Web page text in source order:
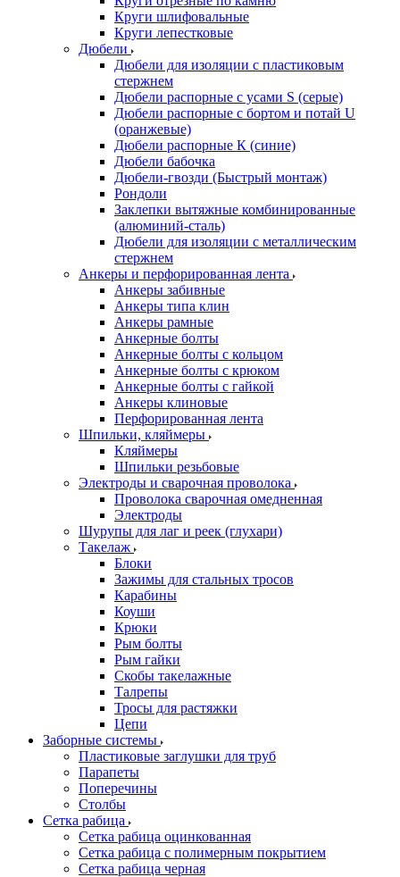
Круги шлифовальные
Круги лепестковые
Дюбели
Дюбели для изоляции с пластиковым
стержнем
Дюбели распорные с усами S (серые)
Дюбели распорные c бортом и потай U
(оранжевые)
Дюбели распорные К (синие)
Дюбели бабочка
Дюбели-гвозди (Быстрый монтаж)
Рондоли
Заклепки вытяжные комбинированные
(алюминий-сталь)
Дюбели для изоляции с металлическим
стержнем
Анкеры и перфорированная лента
Анкеры забивные
Анкеры типа клин
Анкеры рамные
Анкерные болты
Анкерные болты с кольцом
Анкерные болты с крюком
Анкерные болты с гайкой
Анкеры клиновые
Перфорированная лента
Шпильки, кляймеры
Кляймеры
Шпильки резьбовые
Электроды и сварочная проволока
Проволока сварочная омедненная
Электроды
Шурупы для лаг и реек (глухари)
Такелаж
Блоки
Зажимы для стальных тросов
Карабины
Коуши
Крюки
Рым болты
Рым гайки
Скобы такелажные
Талрепы
Тросы для растяжки
Цепи
Заборные системы
Пластиковые заглушки для труб
Парапеты
Поперечины
Столбы
Сетка рабица
Сетка рабица оцинкованная
Сетка рабица с полимерным покрытием
Сетка рабица черная